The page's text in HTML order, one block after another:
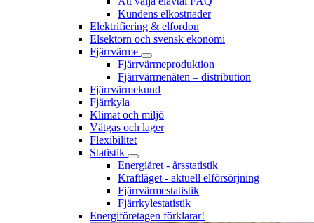
Kundens elkostnader
Elektrifiering & elfordon
Elsektorn och svensk ekonomi
Fjärrvärme
Fjärrvärmeproduktion
Fjärrvärmenäten – distribution
Fjärrvärmekund
Fjärrkyla
Klimat och miljö
Vätgas och lager
Flexibilitet
Statistik
Energiåret - årsstatistik
Kraftläget - aktuell elförsörjning
Fjärrvärmestatistik
Fjärrkylestatistik
Energiföretagen förklarar!